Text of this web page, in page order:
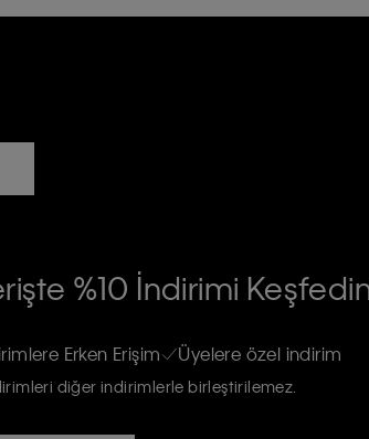
%10 İndirimi
Erken Erişim Üyelere özel indirim
diğer indirimlerle birleştirilemez.